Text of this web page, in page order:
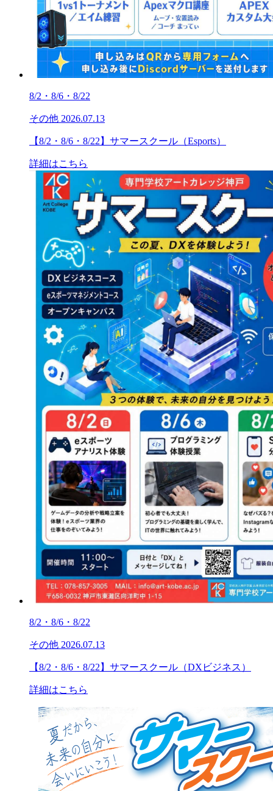
8/2・8/6・8/22
その他 2026.07.13
【8/2・8/6・8/22】サマースクール（Esports）
詳細はこちら
8/2・8/6・8/22
その他 2026.07.13
【8/2・8/6・8/22】サマースクール（DXビジネス）
詳細はこちら